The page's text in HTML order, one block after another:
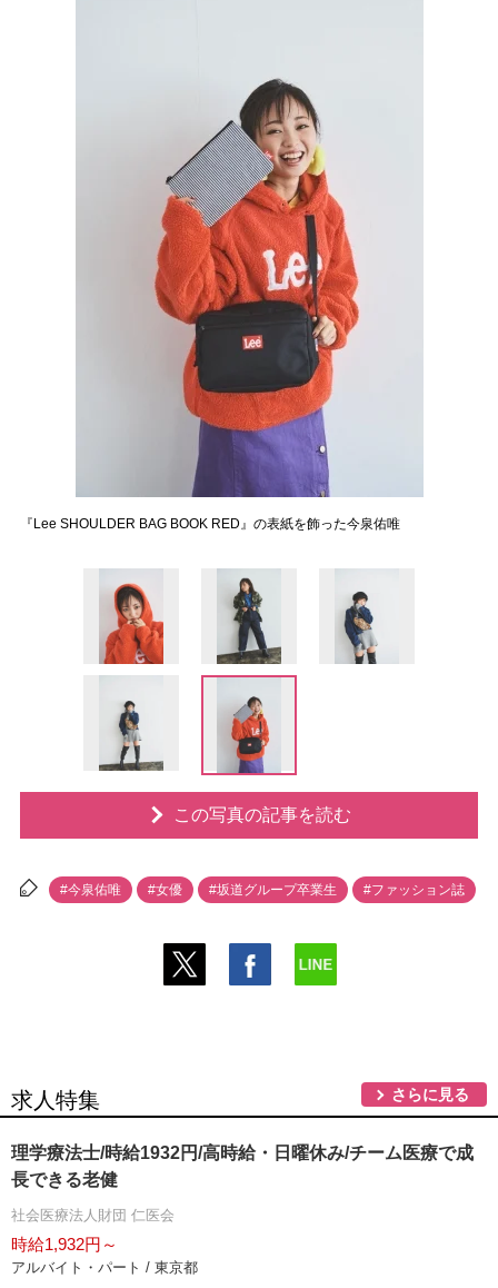
『Lee SHOULDER BAG BOOK RED』の表紙を飾った今泉佑唯
この写真の記事を読む
#今泉佑唯 #女優 #坂道グループ卒業生 #ファッション誌
求人特集 さらに見る
理学療法士/時給1932円/高時給・日曜休み/チーム医療で成
長できる老健
社会医療法人財団 仁医会
時給1,932円～
アルバイト・パート / 東京都